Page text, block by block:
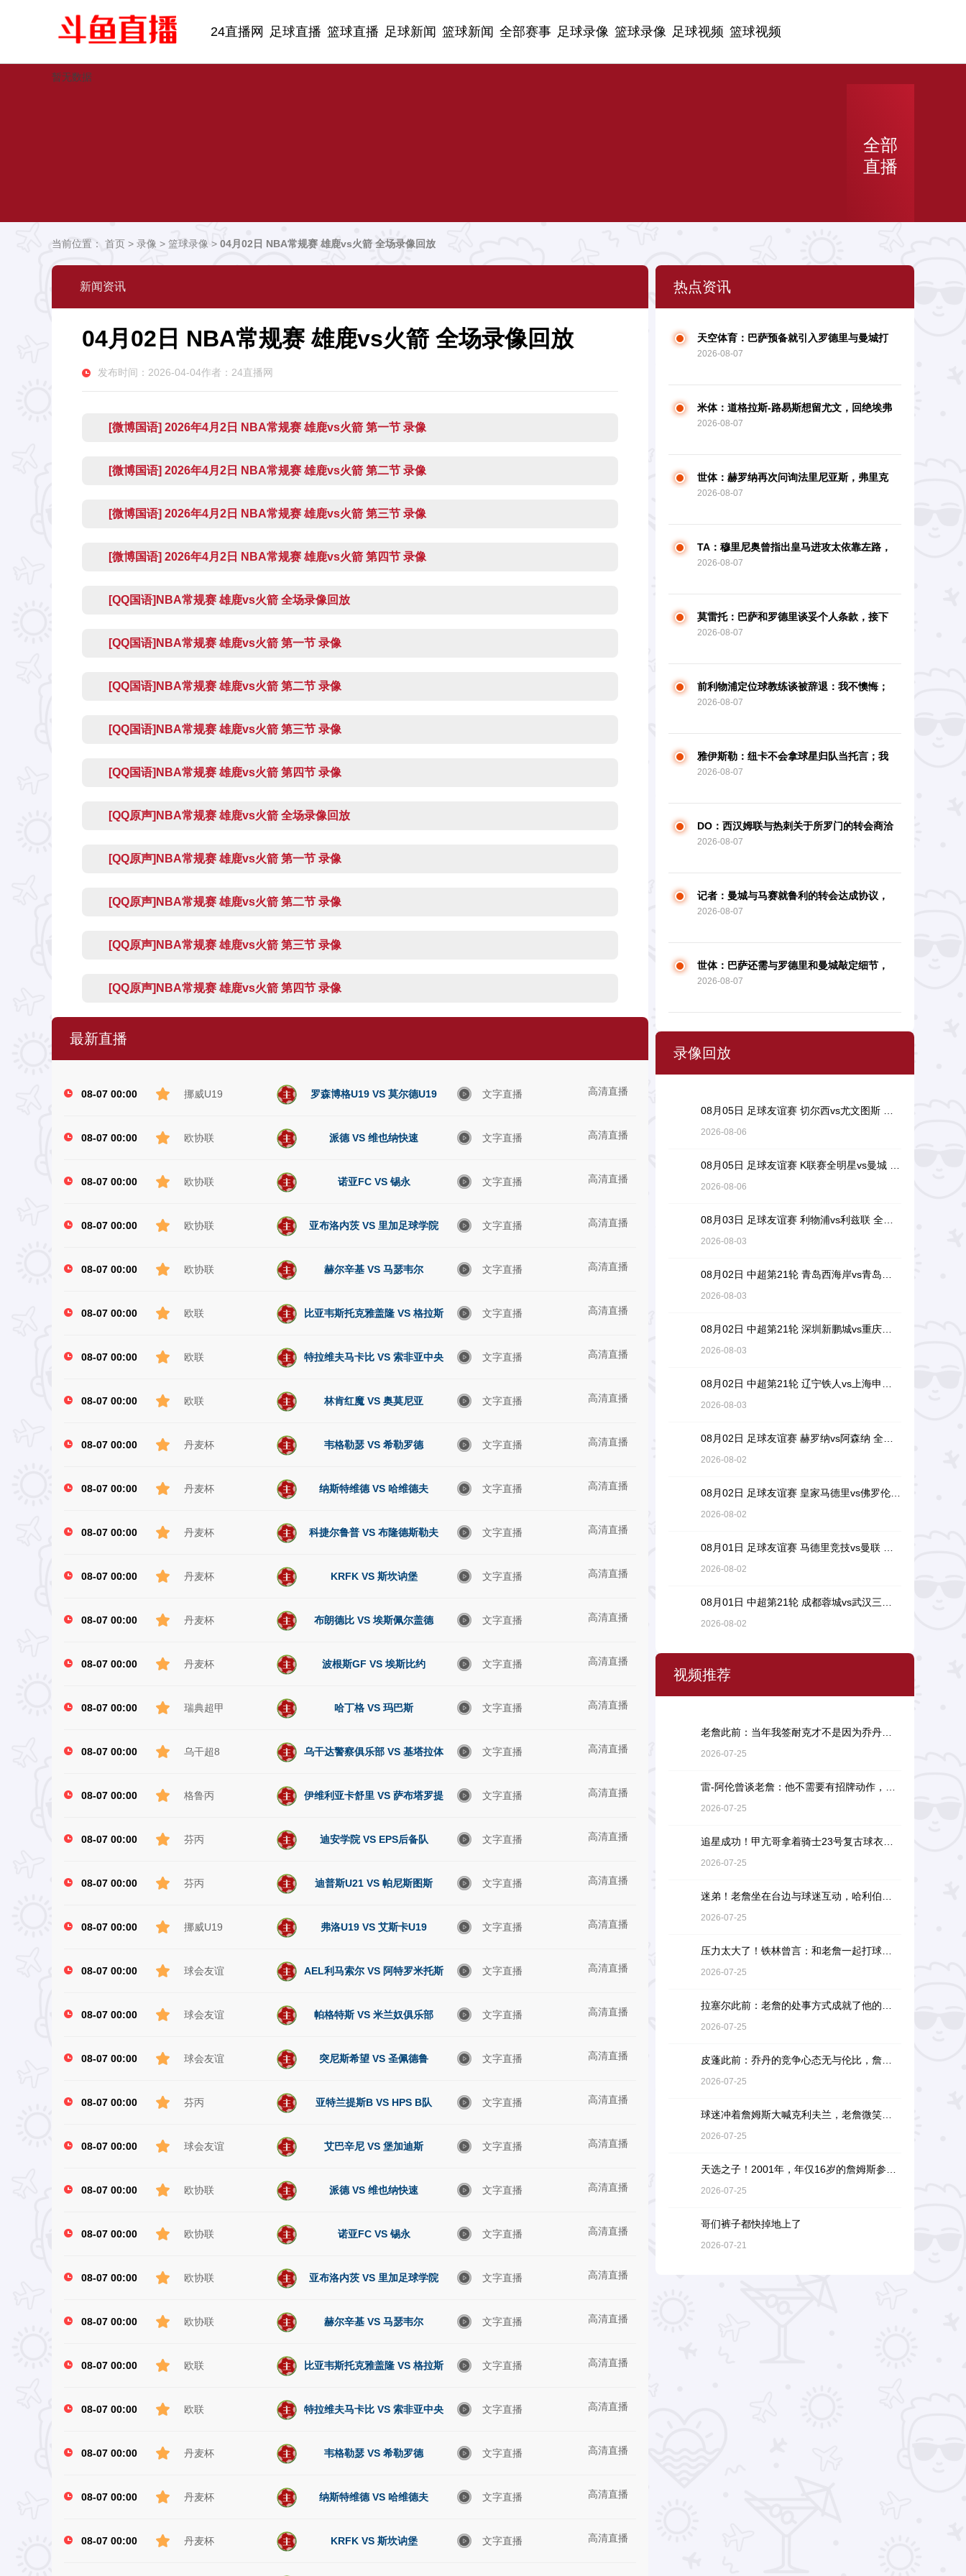
24直播网 足球直播 篮球直播 足球新闻 篮球新闻 全部赛事 足球录像 篮球录像 足球视频 篮球视频
暂无数据
全部
直播
当前位置： 首页 > 录像 > 篮球录像 > 04月02日 NBA常规赛 雄鹿vs火箭 全场录像回放
新闻资讯
04月02日 NBA常规赛 雄鹿vs火箭 全场录像回放
发布时间：2026-04-04作者：24直播网
[微博国语] 2026年4月2日 NBA常规赛 雄鹿vs火箭 第一节 录像
[微博国语] 2026年4月2日 NBA常规赛 雄鹿vs火箭 第二节 录像
[微博国语] 2026年4月2日 NBA常规赛 雄鹿vs火箭 第三节 录像
[微博国语] 2026年4月2日 NBA常规赛 雄鹿vs火箭 第四节 录像
[QQ国语]NBA常规赛 雄鹿vs火箭 全场录像回放
[QQ国语]NBA常规赛 雄鹿vs火箭 第一节 录像
[QQ国语]NBA常规赛 雄鹿vs火箭 第二节 录像
[QQ国语]NBA常规赛 雄鹿vs火箭 第三节 录像
[QQ国语]NBA常规赛 雄鹿vs火箭 第四节 录像
[QQ原声]NBA常规赛 雄鹿vs火箭 全场录像回放
[QQ原声]NBA常规赛 雄鹿vs火箭 第一节 录像
[QQ原声]NBA常规赛 雄鹿vs火箭 第二节 录像
[QQ原声]NBA常规赛 雄鹿vs火箭 第三节 录像
[QQ原声]NBA常规赛 雄鹿vs火箭 第四节 录像
最新直播
08-07 00:00 挪威U19 罗森博格U19 VS 莫尔德U19 文字直播 高清直播
08-07 00:00 欧协联 派德 VS 维也纳快速 文字直播 高清直播
08-07 00:00 欧协联 诺亚FC VS 锡永 文字直播 高清直播
08-07 00:00 欧协联 亚布洛内茨 VS 里加足球学院 文字直播 高清直播
08-07 00:00 欧协联 赫尔辛基 VS 马瑟韦尔 文字直播 高清直播
08-07 00:00 欧联 比亚韦斯托克雅盖隆 VS 格拉斯
哥流浪者
文字直播 高清直播
08-07 00:00 欧联 特拉维夫马卡比 VS 索非亚中央
陆军
文字直播 高清直播
08-07 00:00 欧联 林肯红魔 VS 奥莫尼亚 文字直播 高清直播
08-07 00:00 丹麦杯 韦格勒瑟 VS 希勒罗德 文字直播 高清直播
08-07 00:00 丹麦杯 纳斯特维德 VS 哈维德夫 文字直播 高清直播
08-07 00:00 丹麦杯 科捷尔鲁普 VS 布隆德斯勒夫 文字直播 高清直播
08-07 00:00 丹麦杯 KRFK VS 斯坎讷堡 文字直播 高清直播
08-07 00:00 丹麦杯 布朗德比 VS 埃斯佩尔盖德 文字直播 高清直播
08-07 00:00 丹麦杯 波根斯GF VS 埃斯比约 文字直播 高清直播
08-07 00:00 瑞典超甲 哈丁格 VS 玛巴斯 文字直播 高清直播
08-07 00:00 乌干超8 乌干达警察俱乐部 VS 基塔拉体
育
文字直播 高清直播
08-07 00:00 格鲁丙 伊维利亚卡舒里 VS 萨布塔罗提
比利锡B队
文字直播 高清直播
08-07 00:00 芬丙 迪安学院 VS EPS后备队 文字直播 高清直播
08-07 00:00 芬丙 迪普斯U21 VS 帕尼斯图斯 文字直播 高清直播
08-07 00:00 挪威U19 弗洛U19 VS 艾斯卡U19 文字直播 高清直播
08-07 00:00 球会友谊 AEL利马索尔 VS 阿特罗米托斯 文字直播 高清直播
08-07 00:00 球会友谊 帕格特斯 VS 米兰奴俱乐部 文字直播 高清直播
08-07 00:00 球会友谊 突尼斯希望 VS 圣佩德鲁 文字直播 高清直播
08-07 00:00 芬丙 亚特兰提斯B VS HPS B队 文字直播 高清直播
08-07 00:00 球会友谊 艾巴辛尼 VS 堡加迪斯 文字直播 高清直播
08-07 00:00 欧协联 派德 VS 维也纳快速 文字直播 高清直播
08-07 00:00 欧协联 诺亚FC VS 锡永 文字直播 高清直播
08-07 00:00 欧协联 亚布洛内茨 VS 里加足球学院 文字直播 高清直播
08-07 00:00 欧协联 赫尔辛基 VS 马瑟韦尔 文字直播 高清直播
08-07 00:00 欧联 比亚韦斯托克雅盖隆 VS 格拉斯
哥流浪者
文字直播 高清直播
08-07 00:00 欧联 特拉维夫马卡比 VS 索非亚中央
陆军
文字直播 高清直播
08-07 00:00 丹麦杯 韦格勒瑟 VS 希勒罗德 文字直播 高清直播
08-07 00:00 丹麦杯 纳斯特维德 VS 哈维德夫 文字直播 高清直播
08-07 00:00 丹麦杯 KRFK VS 斯坎讷堡 文字直播 高清直播
热点资讯
天空体育：巴萨预备就引入罗德里与曼城打
开触摸
2026-08-07
米体：道格拉斯-路易斯想留尤文，回绝埃弗
顿约请
2026-08-07
世体：赫罗纳再次问询法里尼亚斯，弗里克
现在决议球员留队
2026-08-07
TA：穆里尼奥曾指出皇马进攻太依靠左路，
因而想引入迪奥曼德
2026-08-07
莫雷托：巴萨和罗德里谈妥个人条款，接下
来将正式联络曼城
2026-08-07
前利物浦定位球教练谈被辞退：我不懊悔；
没和斯洛特闹翻
2026-08-07
雅伊斯勒：纽卡不会拿球星归队当托言；我
要先评价阵型
2026-08-07
DO：西汉姆联与热刺关于所罗门的转会商洽
因财政原因阻滞
2026-08-07
记者：曼城与马赛就鲁利的转会达成协议，
还剩细节需求敲定
2026-08-07
世体：巴萨还需与罗德里和曼城敲定细节，
球员期望13日前处理
2026-08-07
录像回放
2026-08-06
2026-08-06
2026-08-03
2026-08-03
2026-08-03
2026-08-03
2026-08-02
2026-08-02
2026-08-02
2026-08-02
视频推荐
2026-07-25
2026-07-25
2026-07-25
2026-07-25
2026-07-25
2026-07-25
2026-07-25
2026-07-25
2026-07-25
哥们裤子都快掉地上了
2026-07-21